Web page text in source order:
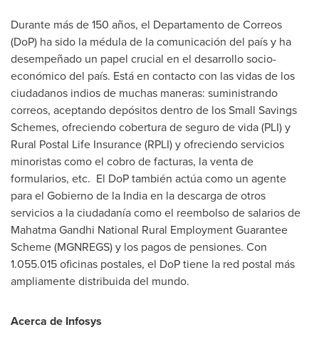
Durante más de 150 años, el Departamento de Correos
(DoP) ha sido la médula de la comunicación del país y ha
desempeñado un papel crucial en el desarrollo socio-
económico del país. Está en contacto con las vidas de los
ciudadanos indios de muchas maneras: suministrando
correos, aceptando depósitos dentro de los Small Savings
Schemes, ofreciendo cobertura de seguro de vida (PLI) y
Rural Postal Life Insurance (RPLI) y ofreciendo servicios
minoristas como el cobro de facturas, la venta de
formularios, etc. El DoP también actúa como un agente
para el Gobierno de la India en la descarga de otros
servicios a la ciudadanía como el reembolso de salarios de
Mahatma Gandhi National Rural Employment Guarantee
Scheme (MGNREGS) y los pagos de pensiones. Con
1.055.015 oficinas postales, el DoP tiene la red postal más
ampliamente distribuida del mundo.
Acerca de Infosys